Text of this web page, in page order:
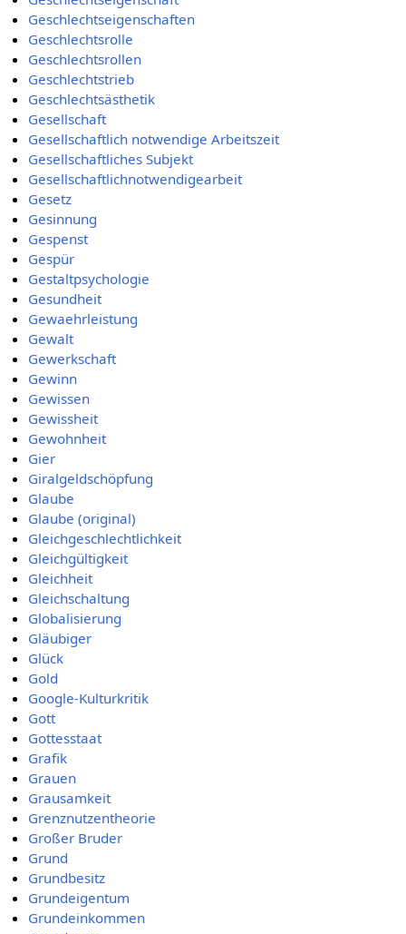
Geschlechtseigenschaften
Geschlechtsrolle
Geschlechtsrollen
Geschlechtstrieb
Geschlechtsästhetik
Gesellschaft
Gesellschaftlich notwendige Arbeitszeit
Gesellschaftliches Subjekt
Gesellschaftlichnotwendigearbeit
Gesetz
Gesinnung
Gespenst
Gespür
Gestaltpsychologie
Gesundheit
Gewaehrleistung
Gewalt
Gewerkschaft
Gewinn
Gewissen
Gewissheit
Gewohnheit
Gier
Giralgeldschöpfung
Glaube
Glaube (original)
Gleichgeschlechtlichkeit
Gleichgültigkeit
Gleichheit
Gleichschaltung
Globalisierung
Gläubiger
Glück
Gold
Google-Kulturkritik
Gott
Gottesstaat
Grafik
Grauen
Grausamkeit
Grenznutzentheorie
Großer Bruder
Grund
Grundbesitz
Grundeigentum
Grundeinkommen